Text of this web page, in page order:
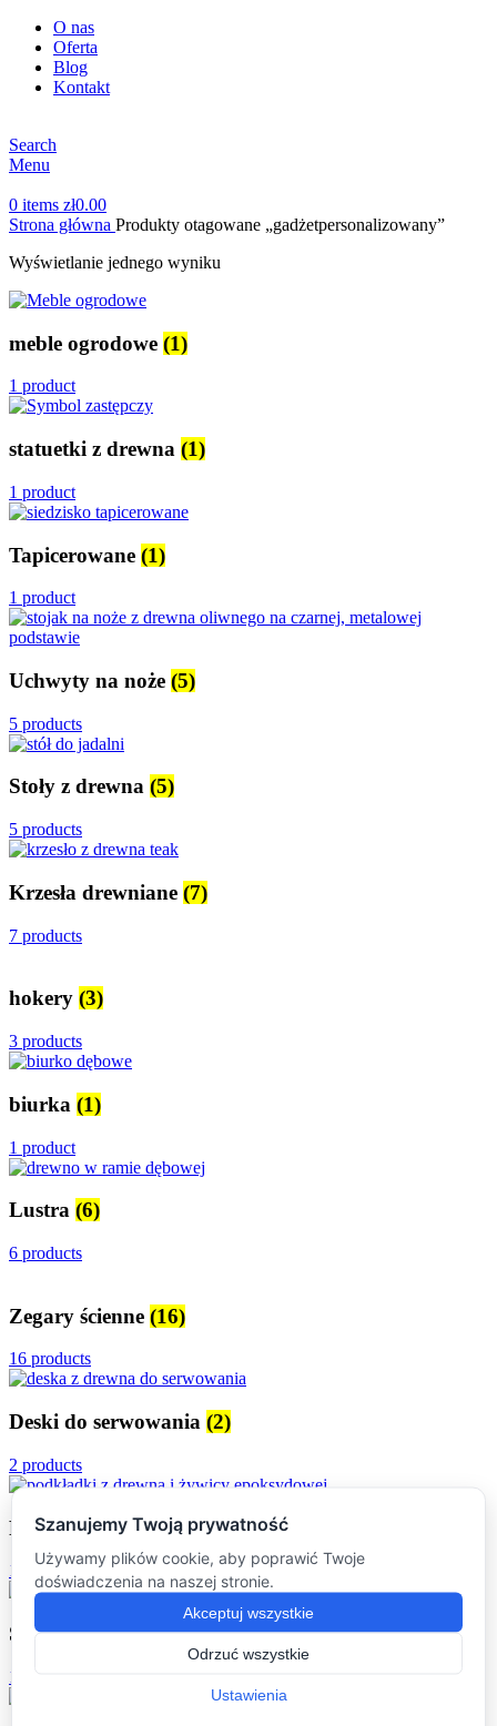
O nas
Oferta
Blog
Kontakt
Search
Menu
0 items zł0.00
Strona główna Produkty otagowane „gadżetpersonalizowany”
Wyświetlanie jednego wyniku
meble ogrodowe (1)
1 product
statuetki z drewna (1)
1 product
Tapicerowane (1)
1 product
Uchwyty na noże (5)
5 products
Stoły z drewna (5)
5 products
Krzesła drewniane (7)
7 products
hokery (3)
3 products
biurka (1)
1 product
Lustra (6)
6 products
Zegary ścienne (16)
16 products
Deski do serwowania (2)
2 products
Podkładki(16)
16 products
Stoliki kawowe(16)
16 products